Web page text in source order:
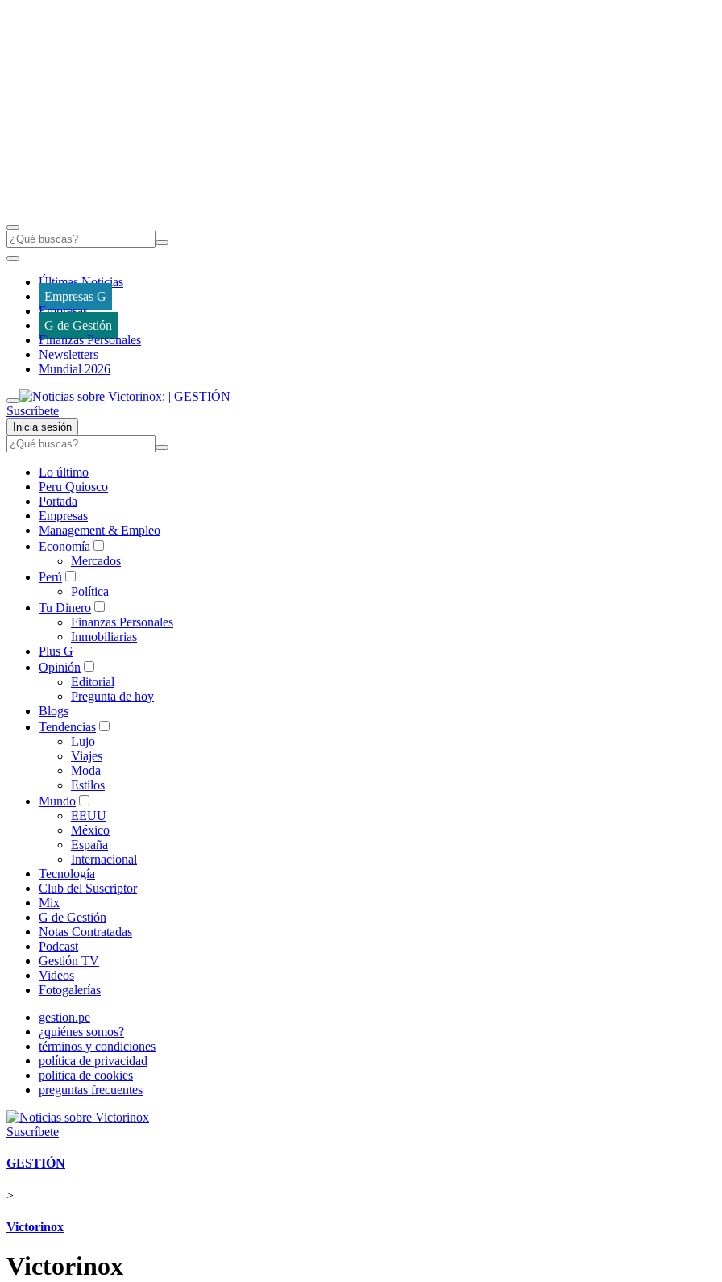
Últimas Noticias
Empresas G
Empresas
G de Gestión
Finanzas Personales
Newsletters
Mundial 2026
Suscríbete
Inicia sesión
Lo último
Peru Quiosco
Portada
Empresas
Management & Empleo
Economía
Mercados
Perú
Política
Tu Dinero
Finanzas Personales
Inmobiliarias
Plus G
Opinión
Editorial
Pregunta de hoy
Blogs
Tendencias
Lujo
Viajes
Moda
Estilos
Mundo
EEUU
México
España
Internacional
Tecnología
Club del Suscriptor
Mix
G de Gestión
Notas Contratadas
Podcast
Gestión TV
Videos
Fotogalerías
gestion.pe
¿quiénes somos?
términos y condiciones
política de privacidad
politica de cookies
preguntas frecuentes
Suscríbete
GESTIÓN
>
Victorinox
Victorinox